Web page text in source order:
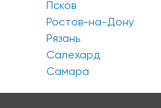
Псков
Ростов-на-Дону
Рязань
Салехард
Самара